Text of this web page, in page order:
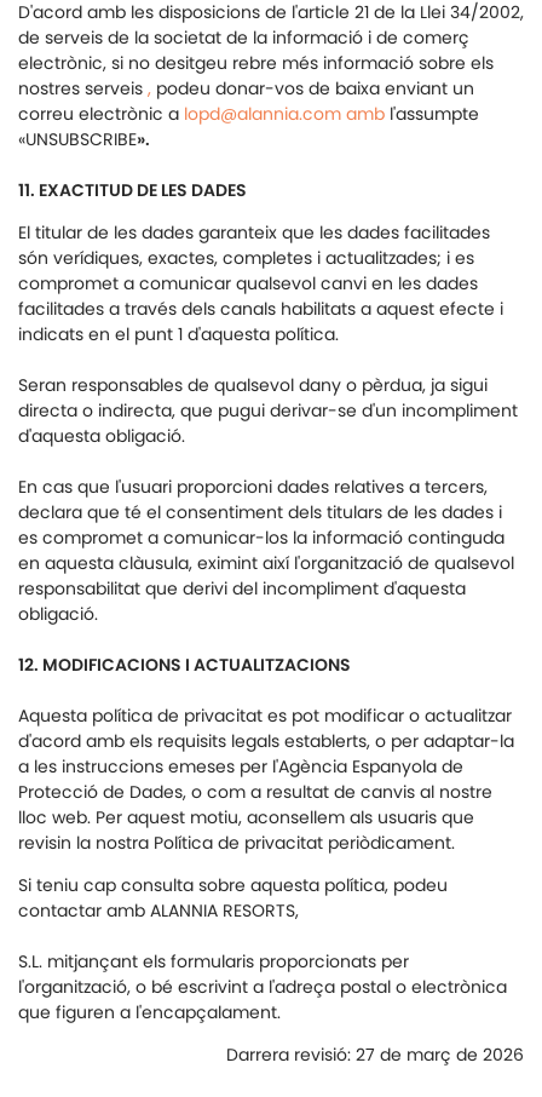
D'acord amb les disposicions de l'article 21 de la Llei 34/2002,
de serveis de la societat de la informació i de comerç
electrònic, si no desitgeu rebre més informació sobre els
nostres serveis , podeu donar-vos de baixa enviant un
correu electrònic a lopd@alannia.com amb l'assumpte
«UNSUBSCRIBE».
11. EXACTITUD DE LES DADES
El titular de les dades garanteix que les dades facilitades
són verídiques, exactes, completes i actualitzades; i es
compromet a comunicar qualsevol canvi en les dades
facilitades a través dels canals habilitats a aquest efecte i
indicats en el punt 1 d'aquesta política.
Seran responsables de qualsevol dany o pèrdua, ja sigui
directa o indirecta, que pugui derivar-se d'un incompliment
d'aquesta obligació.
En cas que l'usuari proporcioni dades relatives a tercers,
declara que té el consentiment dels titulars de les dades i
es compromet a comunicar-los la informació continguda
en aquesta clàusula, eximint així l'organització de qualsevol
responsabilitat que derivi del incompliment d'aquesta
obligació.
12. MODIFICACIONS I ACTUALITZACIONS
Aquesta política de privacitat es pot modificar o actualitzar
d'acord amb els requisits legals establerts, o per adaptar-la
a les instruccions emeses per l'Agència Espanyola de
Protecció de Dades, o com a resultat de canvis al nostre
lloc web. Per aquest motiu, aconsellem als usuaris que
revisin la nostra Política de privacitat periòdicament.
Si teniu cap consulta sobre aquesta política, podeu
contactar amb ALANNIA RESORTS,
S.L. mitjançant els formularis proporcionats per
l'organització, o bé escrivint a l'adreça postal o electrònica
que figuren a l'encapçalament.
Darrera revisió: 27 de març de 2026